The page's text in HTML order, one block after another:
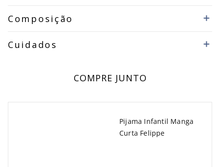
Composição
Cuidados
COMPRE JUNTO
Pijama Infantil Manga
Curta Felippe